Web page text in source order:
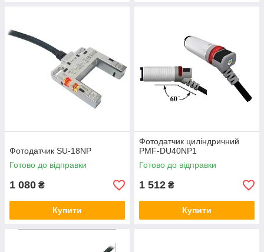
них — транспортні системи та побутова техніка.
Консультація фахівця
популярні пропозиції
Фотодатчик SU-18NP
Готово до відправки
1 080 ₴
Купити
Фотодатчик циліндричний
PMF-DU40NP1
Готово до відправки
1 512 ₴
Купити